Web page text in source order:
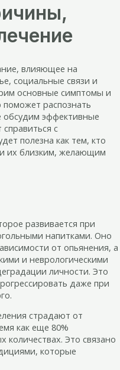
влияющее на
социальные связи и
основные симптомы и
поможет распознать
обсудим эффективные
с
полезна как тем, кто
и их близким, желающим
развивается при
напитками. Оно
от опьянения, а
и неврологическими
личности. Это
даже при
страдают от
как еще 80%
количествах. Это связано
которые